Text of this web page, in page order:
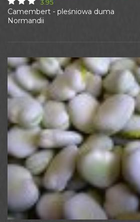
Camembert - pleśniowa duma
Normandii
3.95